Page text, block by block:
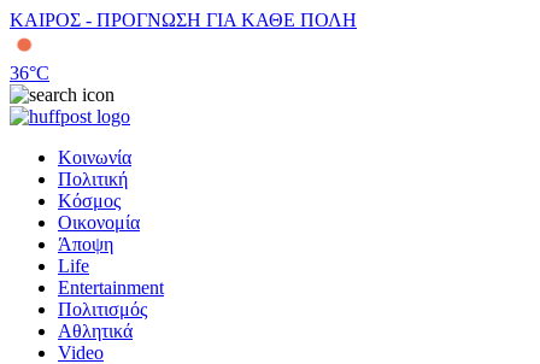
ΚΑΙΡΟΣ - ΠΡΟΓΝΩΣΗ ΓΙΑ ΚΑΘΕ ΠΟΛΗ
36°C
Κοινωνία
Πολιτική
Κόσμος
Οικονομία
Άποψη
Life
Entertainment
Πολιτισμός
Αθλητικά
Video